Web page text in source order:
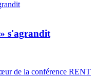
s'agrandit